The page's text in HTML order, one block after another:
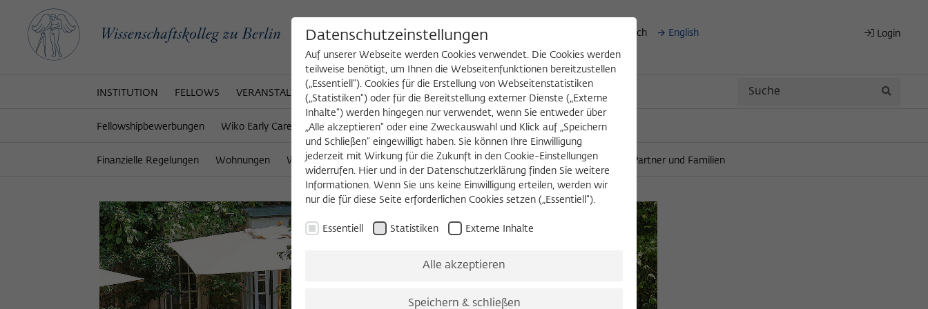
Deutsch English Login
INSTITUTION FELLOWS VERANSTALTUNGEN WIKOTHEK FELLOW WERDEN
Fellowshipbewerbungen Wiko Early Career Calls Leben und Arbeiten
Finanzielle Regelungen Wohnungen Wissenschaftliches Leben Dienste für Fellows Dienste für Partnerinnen/Partner und Familien
Datenschutzeinstellungen
Auf unserer Webseite werden Cookies verwendet. Die Cookies werden
teilweise benötigt, um Ihnen die Webseitenfunktionen bereitzustellen
(„Essentiell“). Cookies für die Erstellung von Webseitenstatistiken
(„Statistiken“) oder für die Bereitstellung externer Dienste („Externe
Inhalte“) werden hingegen nur verwendet, wenn Sie entweder über
„Alle akzeptieren“ oder eine Zweckauswahl und Klick auf „Speichern
und Schließen“ eingewilligt haben. Sie können Ihre Einwilligung
jederzeit mit Wirkung für die Zukunft in den Cookie-Einstellungen
widerrufen. Hier und in der Datenschutzerklärung finden Sie weitere
Informationen. Wenn Sie uns keine Einwilligung erteilen, werden wir
nur die für diese Seite erforderlichen Cookies setzen („Essentiell“).
Essentiell Statistiken Externe Inhalte
Alle akzeptieren
Speichern & schließen